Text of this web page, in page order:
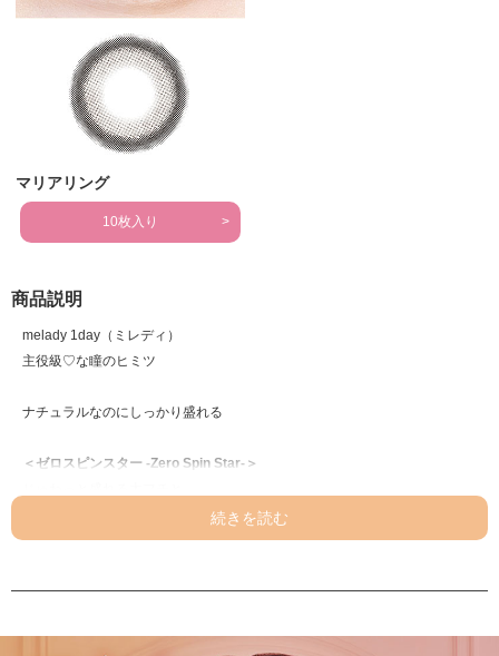
マリアリング
10枚入り
商品説明
melady 1day（ミレディ）
主役級♡な瞳のヒミツ
ナチュラルなのにしっかり盛れる
＜ゼロスピンスター -Zero Spin Star-＞
うるっと盛れるブラウンハイライト。
視線を固定する